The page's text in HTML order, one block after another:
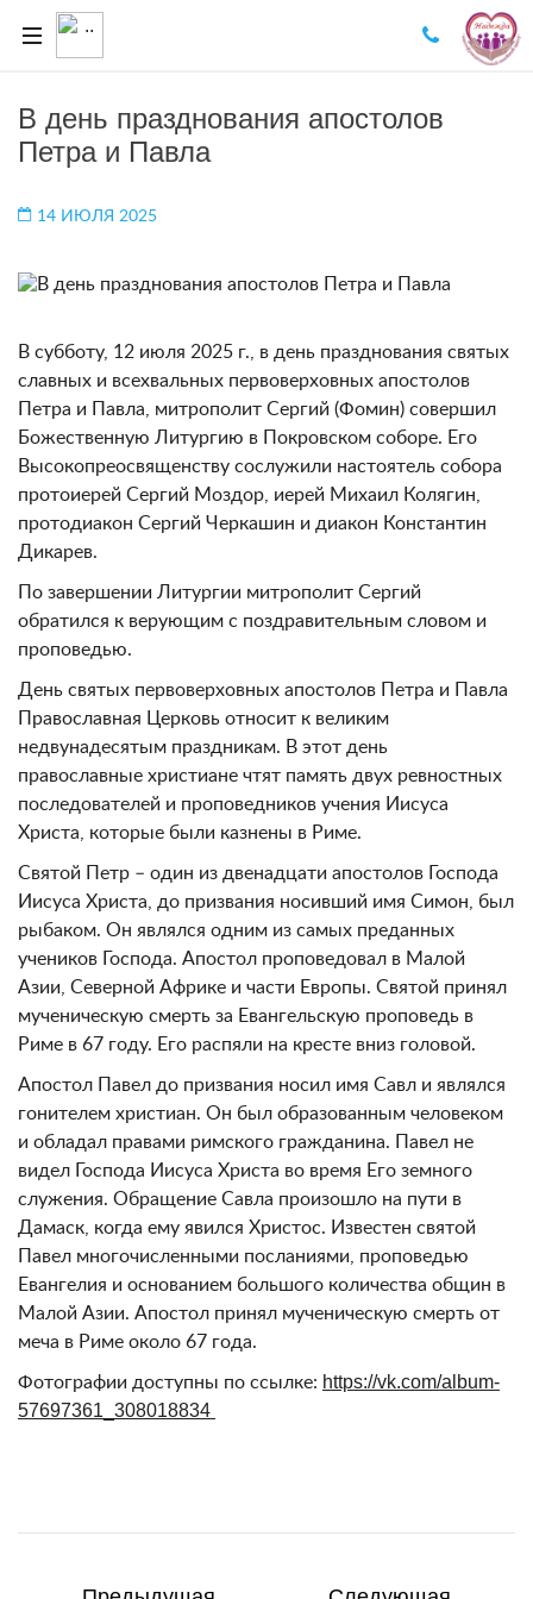
В день празднования апостолов
Петра и Павла
14 ИЮЛЯ 2025
В субботу, 12 июля 2025 г., в день празднования святых
славных и всехвальных первоверховных апостолов
Петра и Павла, митрополит Сергий (Фомин) совершил
Божественную Литургию в Покровском соборе. Его
Высокопреосвященству сослужили настоятель собора
протоиерей Сергий Моздор, иерей Михаил Колягин,
протодиакон Сергий Черкашин и диакон Константин
Дикарев.
По завершении Литургии митрополит Сергий
обратился к верующим с поздравительным словом и
проповедью.
День святых первоверховных апостолов Петра и Павла
Православная Церковь относит к великим
недвунадесятым праздникам. В этот день
православные христиане чтят память двух ревностных
последователей и проповедников учения Иисуса
Христа, которые были казнены в Риме.
Святой Петр – один из двенадцати апостолов Господа
Иисуса Христа, до призвания носивший имя Симон, был
рыбаком. Он являлся одним из самых преданных
учеников Господа. Апостол проповедовал в Малой
Азии, Северной Африке и части Европы. Святой принял
мученическую смерть за Евангельскую проповедь в
Риме в 67 году. Его распяли на кресте вниз головой.
Апостол Павел до призвания носил имя Савл и являлся
гонителем христиан. Он был образованным человеком
и обладал правами римского гражданина. Павел не
видел Господа Иисуса Христа во время Его земного
служения. Обращение Савла произошло на пути в
Дамаск, когда ему явился Христос. Известен святой
Павел многочисленными посланиями, проповедью
Евангелия и основанием большого количества общин в
Малой Азии. Апостол принял мученическую смерть от
меча в Риме около 67 года.
Фотографии доступны по ссылке: https://vk.com/album-
57697361_308018834